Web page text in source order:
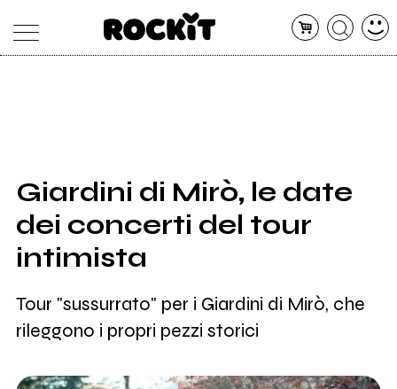
SHOP
RADIO
Giardini di Mirò, le date
dei concerti del tour
intimista
Tour "sussurrato" per i Giardini di Mirò, che
rileggono i propri pezzi storici